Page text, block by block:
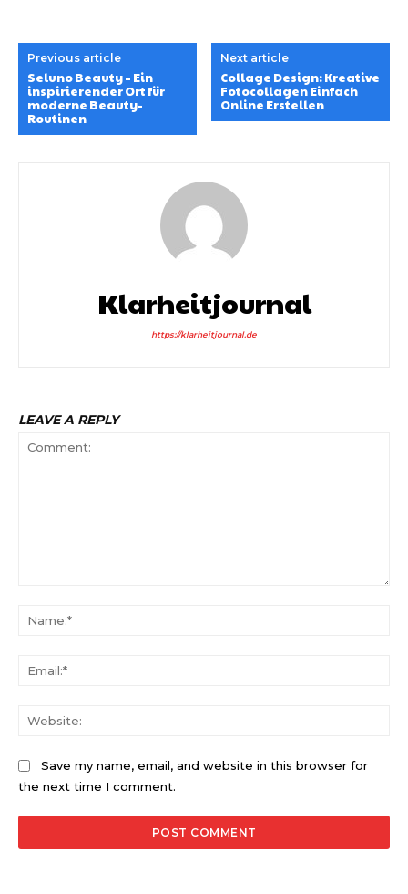
Previous article
Seluno Beauty – Ein
inspirierender Ort für
moderne Beauty-
Routinen
Next article
Collage Design: Kreative
Fotocollagen Einfach
Online Erstellen
Klarheitjournal
https://klarheitjournal.de
LEAVE A REPLY
Save my name, email, and website in this browser for
the next time I comment.